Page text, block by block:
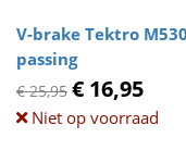
V-brake Tektro
passing
€ 25,95 € 16,95
Niet op voorraad